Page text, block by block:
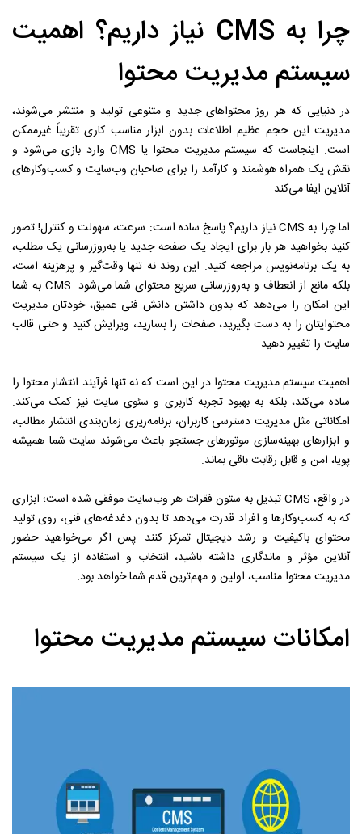
چرا به CMS نیاز داریم؟ اهمیت
سیستم مدیریت محتوا
در دنیایی که هر روز محتواهای جدید و متنوعی تولید و منتشر می‌شوند،
مدیریت این حجم عظیم اطلاعات بدون ابزار مناسب کاری تقریباً غیرممکن
است. اینجاست که سیستم مدیریت محتوا یا CMS وارد بازی می‌شود و
نقش یک همراه هوشمند و کارآمد را برای صاحبان وب‌سایت و کسب‌وکارهای
آنلاین ایفا می‌کند.
اما چرا به CMS نیاز داریم؟ پاسخ ساده است: سرعت، سهولت و کنترل! تصور
کنید بخواهید هر بار برای ایجاد یک صفحه جدید یا به‌روزرسانی یک مطلب،
به یک برنامه‌نویس مراجعه کنید. این روند نه تنها وقت‌گیر و پرهزینه است،
بلکه مانع از انعطاف و به‌روزرسانی سریع محتوای شما می‌شود. CMS به شما
این امکان را می‌دهد که بدون داشتن دانش فنی عمیق، خودتان مدیریت
محتوایتان را به دست بگیرید، صفحات را بسازید، ویرایش کنید و حتی قالب
سایت را تغییر دهید.
اهمیت سیستم مدیریت محتوا در این است که نه تنها فرآیند انتشار محتوا را
ساده می‌کند، بلکه به بهبود تجربه کاربری و سئوی سایت نیز کمک می‌کند.
امکاناتی مثل مدیریت دسترسی کاربران، برنامه‌ریزی زمان‌بندی انتشار مطالب،
و ابزارهای بهینه‌سازی موتورهای جستجو باعث می‌شوند سایت شما همیشه
پویا، امن و قابل رقابت باقی بماند.
در واقع، CMS تبدیل به ستون فقرات هر وب‌سایت موفقی شده است؛ ابزاری
که به کسب‌وکارها و افراد قدرت می‌دهد تا بدون دغدغه‌های فنی، روی تولید
محتوای باکیفیت و رشد دیجیتال تمرکز کنند. پس اگر می‌خواهید حضور
آنلاین مؤثر و ماندگاری داشته باشید، انتخاب و استفاده از یک سیستم
مدیریت محتوا مناسب، اولین و مهم‌ترین قدم شما خواهد بود.
امکانات سیستم مدیریت محتوا